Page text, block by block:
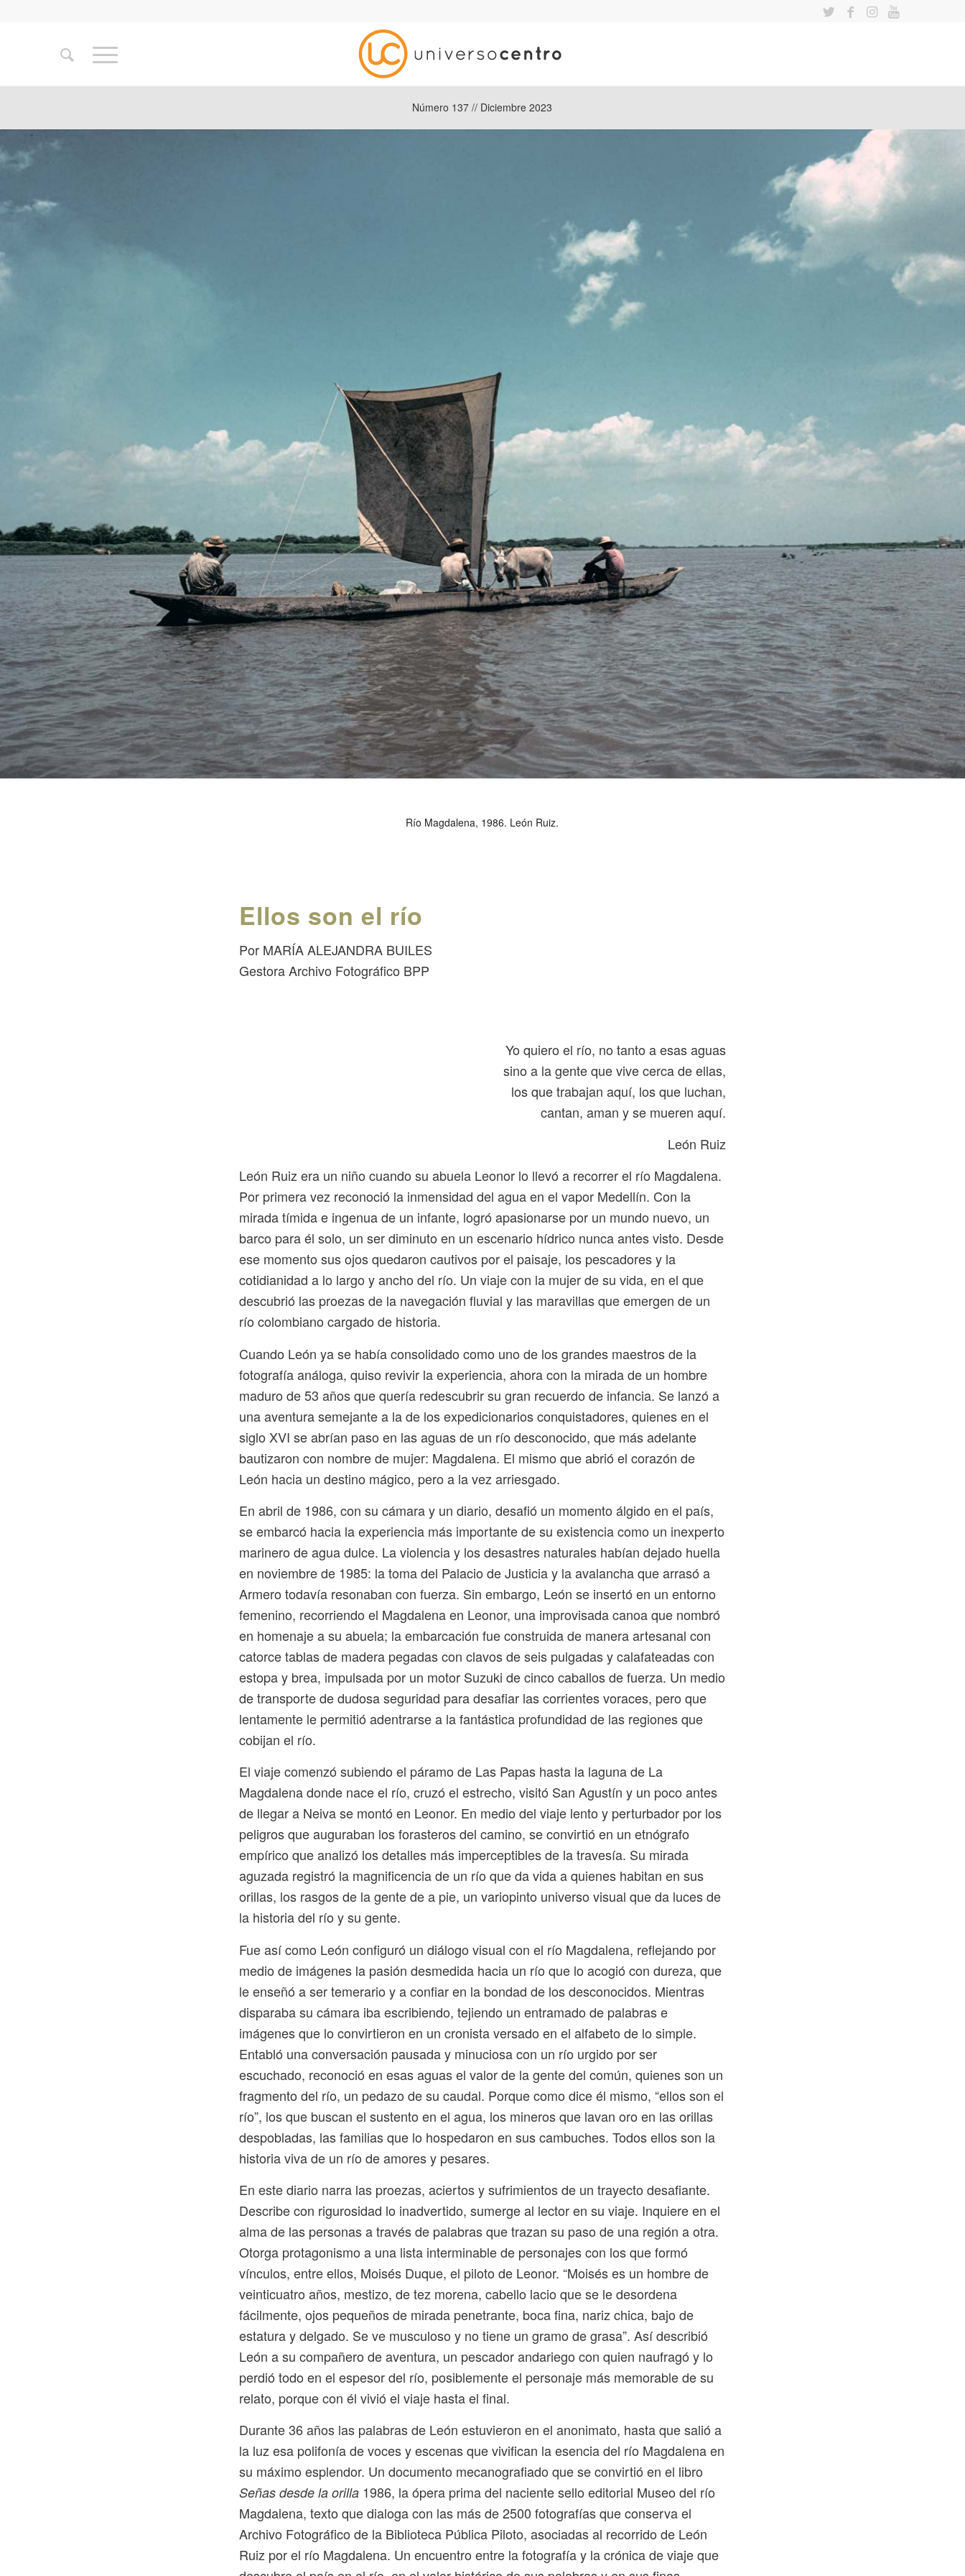
Número 137 // Diciembre 2023
Río Magdalena, 1986. León Ruiz.
Ellos son el río
Por MARÍA ALEJANDRA BUILES
Gestora Archivo Fotográfico BPP
Yo quiero el río, no tanto a esas aguas
sino a la gente que vive cerca de ellas,
los que trabajan aquí, los que luchan,
cantan, aman y se mueren aquí.
León Ruiz
León Ruiz era un niño cuando su abuela Leonor lo llevó a recorrer el río Magdalena.
Por primera vez reconoció la inmensidad del agua en el vapor Medellín. Con la
mirada tímida e ingenua de un infante, logró apasionarse por un mundo nuevo, un
barco para él solo, un ser diminuto en un escenario hídrico nunca antes visto. Desde
ese momento sus ojos quedaron cautivos por el paisaje, los pescadores y la
cotidianidad a lo largo y ancho del río. Un viaje con la mujer de su vida, en el que
descubrió las proezas de la navegación fluvial y las maravillas que emergen de un
río colombiano cargado de historia.
Cuando León ya se había consolidado como uno de los grandes maestros de la
fotografía análoga, quiso revivir la experiencia, ahora con la mirada de un hombre
maduro de 53 años que quería redescubrir su gran recuerdo de infancia. Se lanzó a
una aventura semejante a la de los expedicionarios conquistadores, quienes en el
siglo XVI se abrían paso en las aguas de un río desconocido, que más adelante
bautizaron con nombre de mujer: Magdalena. El mismo que abrió el corazón de
León hacia un destino mágico, pero a la vez arriesgado.
En abril de 1986, con su cámara y un diario, desafió un momento álgido en el país,
se embarcó hacia la experiencia más importante de su existencia como un inexperto
marinero de agua dulce. La violencia y los desastres naturales habían dejado huella
en noviembre de 1985: la toma del Palacio de Justicia y la avalancha que arrasó a
Armero todavía resonaban con fuerza. Sin embargo, León se insertó en un entorno
femenino, recorriendo el Magdalena en Leonor, una improvisada canoa que nombró
en homenaje a su abuela; la embarcación fue construida de manera artesanal con
catorce tablas de madera pegadas con clavos de seis pulgadas y calafateadas con
estopa y brea, impulsada por un motor Suzuki de cinco caballos de fuerza. Un medio
de transporte de dudosa seguridad para desafiar las corrientes voraces, pero que
lentamente le permitió adentrarse a la fantástica profundidad de las regiones que
cobijan el río.
El viaje comenzó subiendo el páramo de Las Papas hasta la laguna de La
Magdalena donde nace el río, cruzó el estrecho, visitó San Agustín y un poco antes
de llegar a Neiva se montó en Leonor. En medio del viaje lento y perturbador por los
peligros que auguraban los forasteros del camino, se convirtió en un etnógrafo
empírico que analizó los detalles más imperceptibles de la travesía. Su mirada
aguzada registró la magnificencia de un río que da vida a quienes habitan en sus
orillas, los rasgos de la gente de a pie, un variopinto universo visual que da luces de
la historia del río y su gente.
Fue así como León configuró un diálogo visual con el río Magdalena, reflejando por
medio de imágenes la pasión desmedida hacia un río que lo acogió con dureza, que
le enseñó a ser temerario y a confiar en la bondad de los desconocidos. Mientras
disparaba su cámara iba escribiendo, tejiendo un entramado de palabras e
imágenes que lo convirtieron en un cronista versado en el alfabeto de lo simple.
Entabló una conversación pausada y minuciosa con un río urgido por ser
escuchado, reconoció en esas aguas el valor de la gente del común, quienes son un
fragmento del río, un pedazo de su caudal. Porque como dice él mismo, “ellos son el
río”, los que buscan el sustento en el agua, los mineros que lavan oro en las orillas
despobladas, las familias que lo hospedaron en sus cambuches. Todos ellos son la
historia viva de un río de amores y pesares.
En este diario narra las proezas, aciertos y sufrimientos de un trayecto desafiante.
Describe con rigurosidad lo inadvertido, sumerge al lector en su viaje. Inquiere en el
alma de las personas a través de palabras que trazan su paso de una región a otra.
Otorga protagonismo a una lista interminable de personajes con los que formó
vínculos, entre ellos, Moisés Duque, el piloto de Leonor. “Moisés es un hombre de
veinticuatro años, mestizo, de tez morena, cabello lacio que se le desordena
fácilmente, ojos pequeños de mirada penetrante, boca fina, nariz chica, bajo de
estatura y delgado. Se ve musculoso y no tiene un gramo de grasa”. Así describió
León a su compañero de aventura, un pescador andariego con quien naufragó y lo
perdió todo en el espesor del río, posiblemente el personaje más memorable de su
relato, porque con él vivió el viaje hasta el final.
Durante 36 años las palabras de León estuvieron en el anonimato, hasta que salió a
la luz esa polifonía de voces y escenas que vivifican la esencia del río Magdalena en
su máximo esplendor. Un documento mecanografiado que se convirtió en el libro
Señas desde la orilla 1986, la ópera prima del naciente sello editorial Museo del río
Magdalena, texto que dialoga con las más de 2500 fotografías que conserva el
Archivo Fotográfico de la Biblioteca Pública Piloto, asociadas al recorrido de León
Ruiz por el río Magdalena. Un encuentro entre la fotografía y la crónica de viaje que